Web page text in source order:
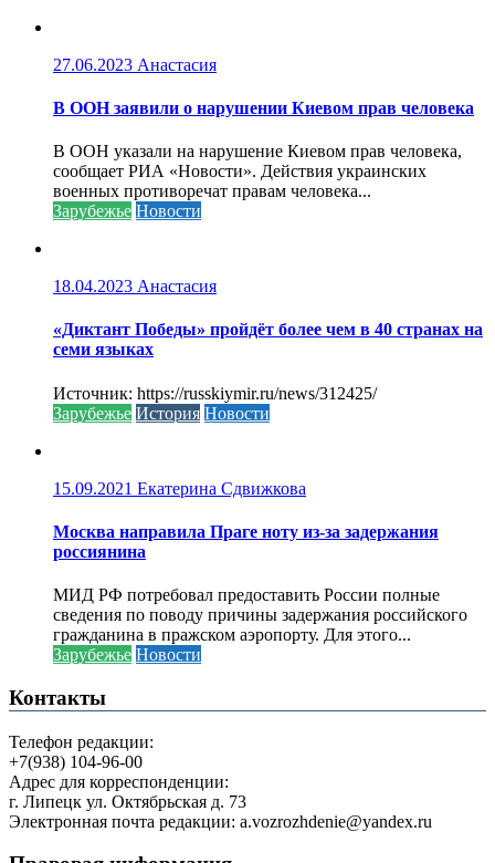
27.06.2023 Анастасия
В ООН заявили о нарушении Киевом прав человека
В ООН указали на нарушение Киевом прав человека,
сообщает РИА «Новости». Действия украинских
военных противоречат правам человека...
Зарубежье Новости
18.04.2023 Анастасия
«Диктант Победы» пройдёт более чем в 40 странах на
семи языках
Источник: https://russkiymir.ru/news/312425/
Зарубежье История Новости
15.09.2021 Екатерина Сдвижкова
Москва направила Праге ноту из-за задержания
россиянина
МИД РФ потребовал предоставить России полные
сведения по поводу причины задержания российского
гражданина в пражском аэропорту. Для этого...
Зарубежье Новости
Контакты
Телефон редакции:
+7(938) 104-96-00
Адрес для корреспонденции:
г. Липецк ул. Октябрьская д. 73
Электронная почта редакции: a.vozrozhdenie@yandex.ru